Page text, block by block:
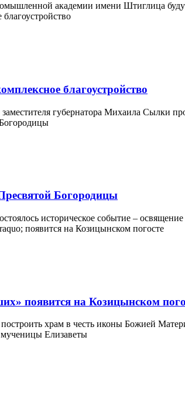
академии имени Штиглица
благоустройство
губернатора Михаила Сылки
Богородицы
историческое событие –
появится на Козицынском
храм в честь иконы Божией